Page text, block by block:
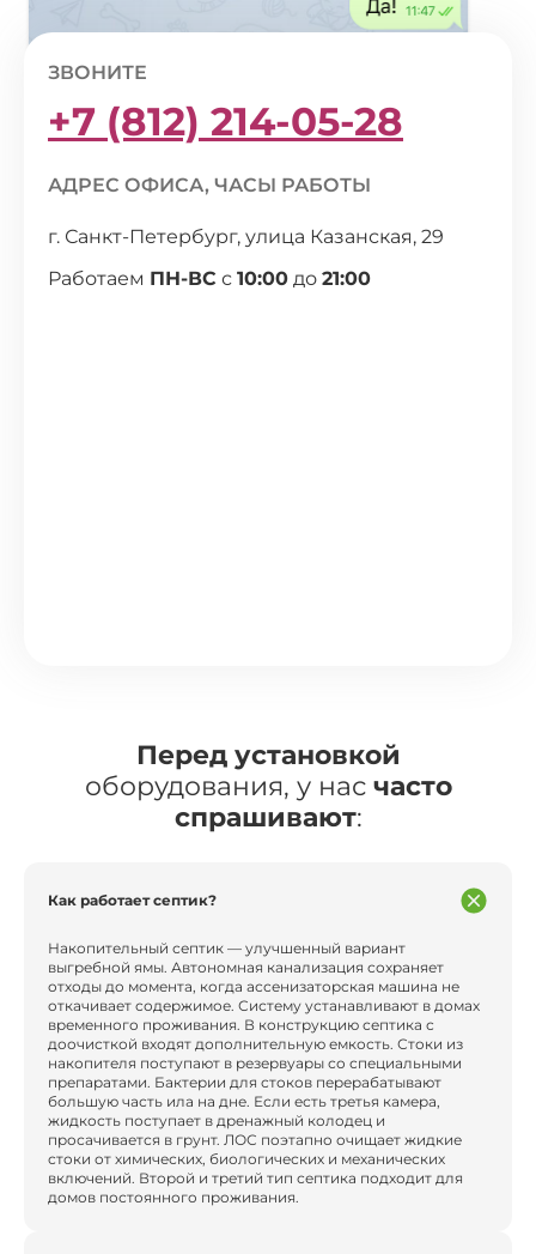
ЗВОНИТЕ
+7 (812) 214-05-28
АДРЕС ОФИСА, ЧАСЫ РАБОТЫ
г. Санкт-Петербург, улица Казанская, 29
Работаем ПН-ВС с 10:00 до 21:00
Перед установкой
оборудования, у нас часто
спрашивают:
Как работает септик?
Накопительный септик — улучшенный вариант
выгребной ямы. Автономная канализация сохраняет
отходы до момента, когда ассенизаторская машина не
откачивает содержимое. Систему устанавливают в домах
временного проживания. В конструкцию септика с
доочисткой входят дополнительную емкость. Стоки из
накопителя поступают в резервуары со специальными
препаратами. Бактерии для стоков перерабатывают
большую часть ила на дне. Если есть третья камера,
жидкость поступает в дренажный колодец и
просачивается в грунт. ЛОС поэтапно очищает жидкие
стоки от химических, биологических и механических
включений. Второй и третий тип септика подходит для
домов постоянного проживания.